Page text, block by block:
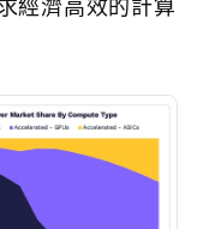
經濟高效的計算